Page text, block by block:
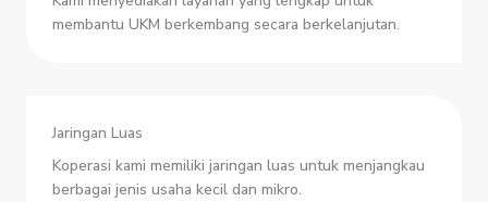
membantu UKM berkembang secara berkelanjutan.
Jaringan Luas
Koperasi kami memiliki jaringan luas untuk menjangkau
berbagai jenis usaha kecil dan mikro.